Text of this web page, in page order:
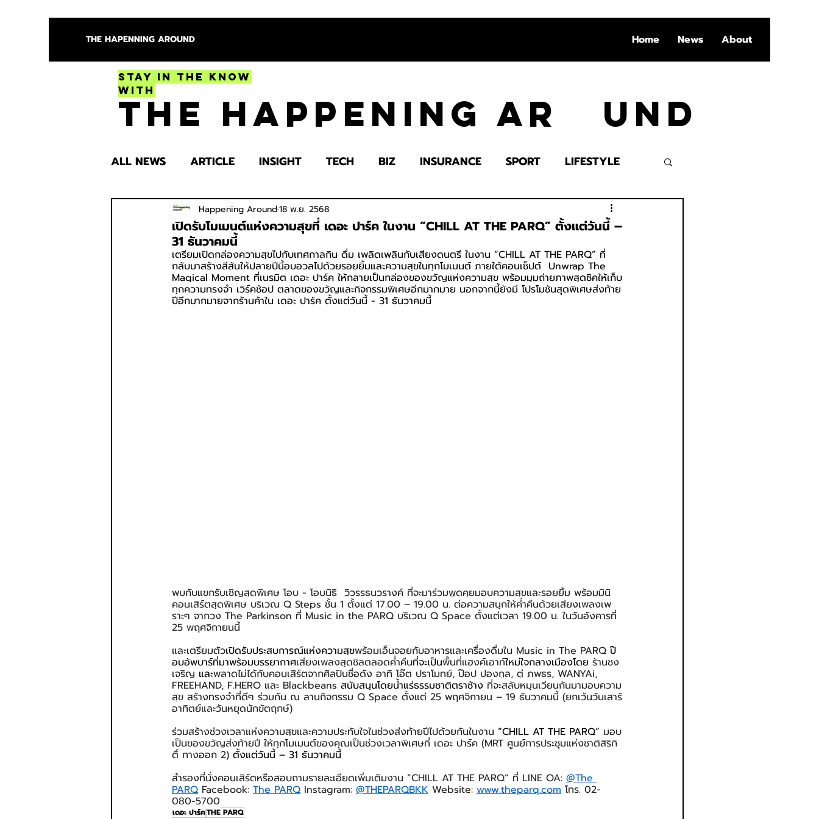
THE HAPENNING AROUND Home News About
Stay in the Know
With
The Happening Ar und
ALL NEWS ARTICLE INSIGHT TECH BIZ INSURANCE SPORT LIFESTYLE
ENTERTAINMENT HEALTH EDUCATION
SPOTLIGHT TRY
เปิดรับโมเมนต์แห่งความสุขที่ เดอะ ปาร์ค ในงาน “CHILL AT THE PARQ” ตั้งแต่วันนี้ –
31 ธันวาคมนี้
Happening Around18 พ.ย. 2568
เตรียมเปิดกล่องความสุขไปกับเทศกาลกิน ดื่ม เพลิดเพลินกับเสียงดนตรี ในงาน “CHILL AT THE PARQ” ที่
กลับมาสร้างสีสันให้ปลายปีนี้อบอวลไปด้วยรอยยิ้มและความสุขในทุกโมเมนต์ ภายใต้คอนเซ็ปต์ Unwrap The
Magical Moment ที่เนรมิต เดอะ ปาร์ค ให้กลายเป็นกล่องของขวัญแห่งความสุข พร้อมมุมถ่ายภาพสุดชิคให้เก็บ
ทุกความทรงจำ เวิร์คช้อป ตลาดของขวัญและกิจกรรมพิเศษอีกมากมาย นอกจากนี้ยังมี โปรโมชันสุดพิเศษส่งท้าย
ปีอีกมากมายจากร้านค้าใน เดอะ ปาร์ค ตั้งแต่วันนี้ - 31 ธันวาคมนี้
พบกับแขกรับเชิญสุดพิเศษ โอบ - โอบนิธิ  วิวรรธนวรางค์ ที่จะมาร่วมพูดคุยมอบความสุขและรอยยิ้ม พร้อมมินิ
คอนเสิร์ตสุดพิเศษ บริเวณ Q Steps ชั้น 1 ตั้งแต่ 17.00 – 19.00 น. ต่อความสนุกให้ค่ำคืนด้วยเสียงเพลงเพ
ราะๆ จากวง The Parkinson ที่ Music in the PARQ บริเวณ Q Space ตั้งแต่เวลา 19.00 น. ในวันอังคารที่
25 พฤศจิกายนนี้
และเตรียมตัวเปิดรับประสบการณ์แห่งความสุขพร้อมเอ็นจอยกับอาหารและเครื่องดื่มใน Music in The PARQ ป๊
อบอัพบาร์ที่มาพร้อมบรรยากาศเสียงเพลงสุดชิลตลอดค่ำคืนที่จะเป็นพื้นที่แฮงค์เอาท์ใหม่ใจกลางเมืองโดย ร้านชง
เจริญ และพลาดไม่ได้กับคอนเสิร์ตจากศิลปินชื่อดัง อาทิ โอ๊ต ปราโมทย์, ป๊อป ปองกูล, ตู่ ภพธร, WANYAi,
FREEHAND, F.HERO และ Blackbeans สนับสนุนโดยน้ำแร่ธรรมชาติตราช้าง ที่จะสลับหมุนเวียนกันมามอบความ
สุข สร้างทรงจำที่ดีๆ ร่วมกัน ณ ลานกิจกรรม Q Space ตั้งแต่ 25 พฤศจิกายน – 19 ธันวาคมนี้ (ยกเว้นวันเสาร์
อาทิตย์และวันหยุดนักขัตฤกษ์)
ร่วมสร้างช่วงเวลาแห่งความสุขและความประทับใจในช่วงส่งท้ายปีไปด้วยกันในงาน “CHILL AT THE PARQ” มอบ
เป็นของขวัญส่งท้ายปี ให้ทุกโมเมนต์ของคุณเป็นช่วงเวลาพิเศษที่ เดอะ ปาร์ค (MRT ศูนย์การประชุมแห่งชาติสิริกิ
ติ์ ทางออก 2) ตั้งแต่วันนี้ – 31 ธันวาคมนี้
สำรองที่นั่งคอนเสิร์ตหรือสอบถามรายละเอียดเพิ่มเติมงาน “CHILL AT THE PARQ” ที่ LINE OA: @The
PARQ Facebook: The PARQ Instagram: @THEPARQBKK Website: www.theparq.com โทร. 02-
080-5700
เดอะ ปาร์คTHE PARQ